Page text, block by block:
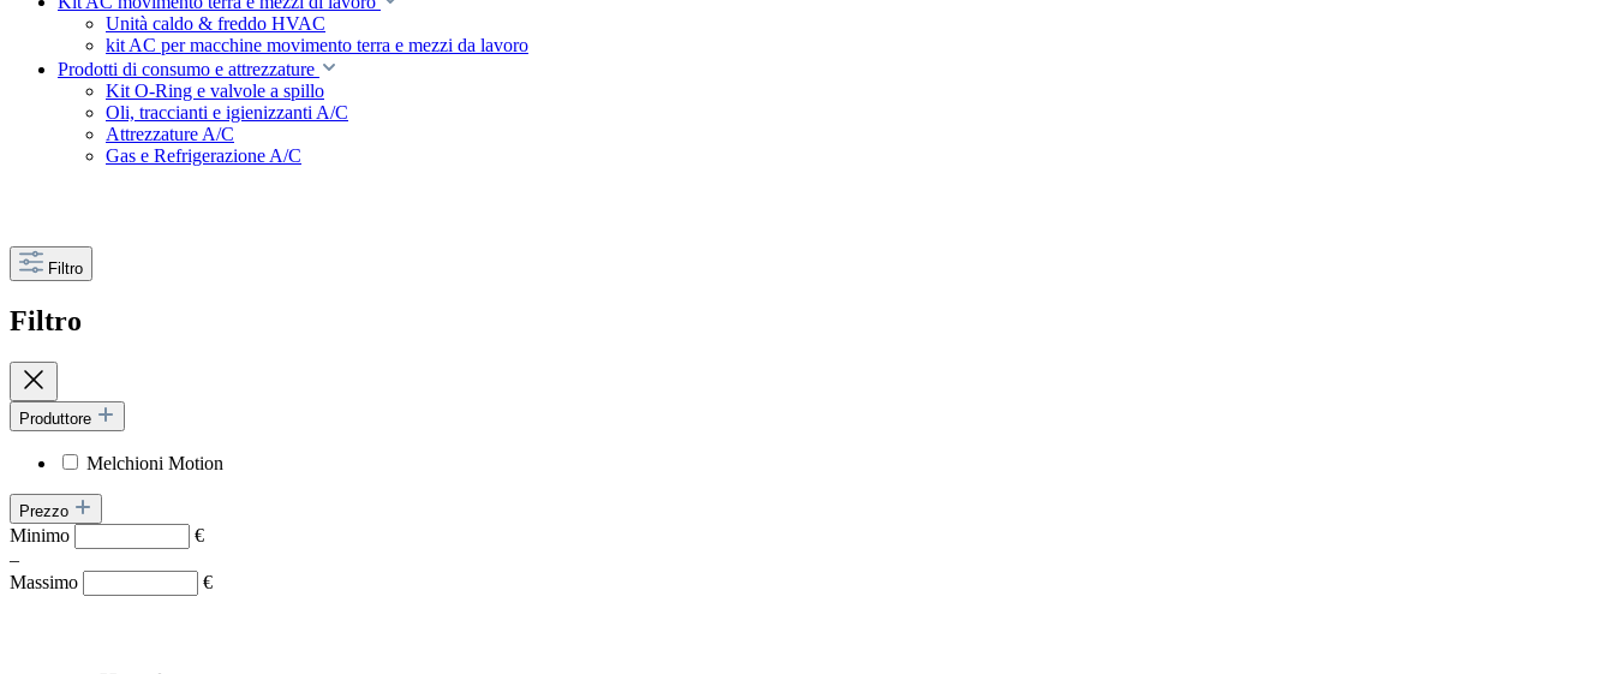
Unità caldo & freddo HVAC
kit AC per macchine movimento terra e mezzi da lavoro
Prodotti di consumo e attrezzature
Kit O-Ring e valvole a spillo
Oli, traccianti e igienizzanti A/C
Attrezzature A/C
Gas e Refrigerazione A/C
Filtro
Filtro
Produttore
Melchioni Motion
Prezzo
Minimo
€
–
Massimo
€